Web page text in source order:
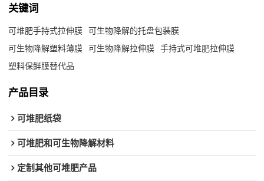
关键词
可堆肥手持式拉伸膜 可生物降解的托盘包装膜
可生物降解塑料薄膜 可生物降解拉伸膜 手持式可堆肥拉伸膜
塑料保鲜膜替代品
产品目录
可堆肥纸袋
可堆肥和可生物降解材料
定制其他可堆肥产品